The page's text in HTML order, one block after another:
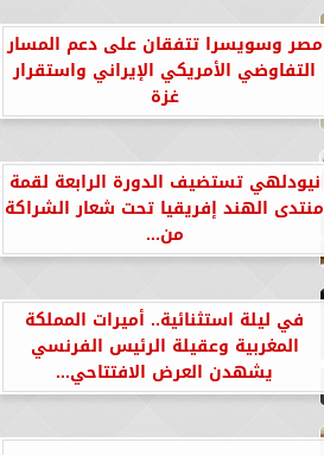
مصر وسويسرا تتفقان على دعم المسار
التفاوضي الأمريكي الإيراني واستقرار
غزة
نيودلهي تستضيف الدورة الرابعة لقمة
منتدى الهند إفريقيا تحت شعار الشراكة
من...
في ليلة استثنائية.. أميرات المملكة
المغربية وعقيلة الرئيس الفرنسي
يشهدن العرض الافتتاحي...